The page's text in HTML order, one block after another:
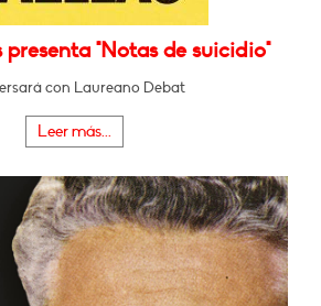
presenta "Notas de suicidio"
con Laureano Debat
Leer más...